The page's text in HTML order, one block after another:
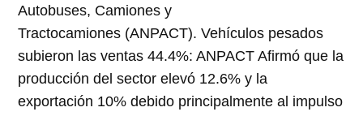
Autobuses, Camiones y
Tractocamiones (ANPACT). Vehículos pesados
subieron las ventas 44.4%: ANPACT Afirmó que la
producción del sector elevó 12.6% y la
exportación 10% debido principalmente al impulso